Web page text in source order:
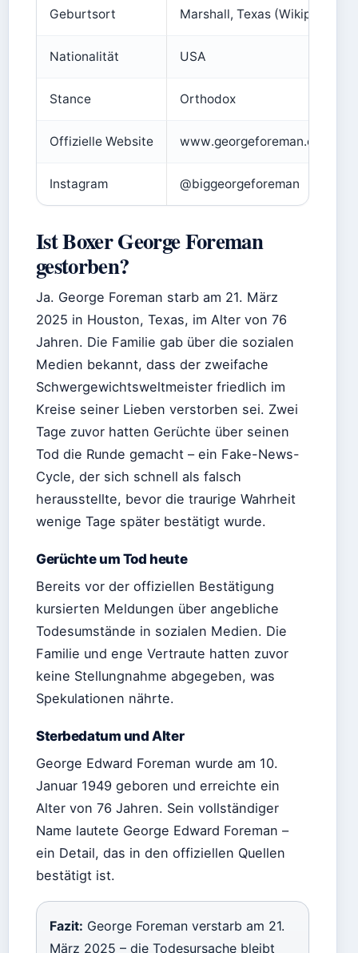
Geburtsort Marshall, Texas (Wikipedia)
Nationalität USA
Stance Orthodox
Offizielle Website www.georgeforeman.com
Instagram @biggeorgeforeman
Ist Boxer George Foreman
gestorben?
Ja. George Foreman starb am 21. März
2025 in Houston, Texas, im Alter von 76
Jahren. Die Familie gab über die sozialen
Medien bekannt, dass der zweifache
Schwergewichtsweltmeister friedlich im
Kreise seiner Lieben verstorben sei. Zwei
Tage zuvor hatten Gerüchte über seinen
Tod die Runde gemacht – ein Fake-News-
Cycle, der sich schnell als falsch
herausstellte, bevor die traurige Wahrheit
wenige Tage später bestätigt wurde.
Gerüchte um Tod heute
Bereits vor der offiziellen Bestätigung
kursierten Meldungen über angebliche
Todesumstände in sozialen Medien. Die
Familie und enge Vertraute hatten zuvor
keine Stellungnahme abgegeben, was
Spekulationen nährte.
Sterbedatum und Alter
George Edward Foreman wurde am 10.
Januar 1949 geboren und erreichte ein
Alter von 76 Jahren. Sein vollständiger
Name lautete George Edward Foreman –
ein Detail, das in den offiziellen Quellen
bestätigt ist.
Fazit: George Foreman verstarb am 21.
März 2025 – die Todesursache bleibt